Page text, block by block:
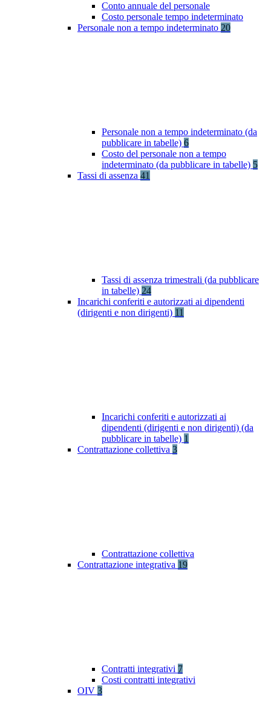
Conto annuale del personale
Costo personale tempo indeterminato
Personale non a tempo indeterminato 20
Personale non a tempo indeterminato (da
pubblicare in tabelle) 6
Costo del personale non a tempo
indeterminato (da pubblicare in tabelle) 5
Tassi di assenza 41
Tassi di assenza trimestrali (da pubblicare
in tabelle) 24
Incarichi conferiti e autorizzati ai dipendenti
(dirigenti e non dirigenti) 11
Incarichi conferiti e autorizzati ai
dipendenti (dirigenti e non dirigenti) (da
pubblicare in tabelle) 1
Contrattazione collettiva 3
Contrattazione collettiva
Contrattazione integrativa 19
Contratti integrativi 7
Costi contratti integrativi
OIV 3